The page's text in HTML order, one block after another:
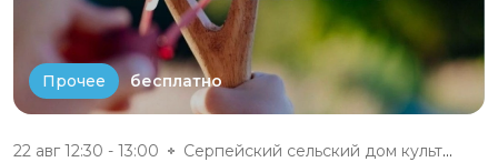
Прочее бесплатно
22 авг 12:30 - 13:00 Серпейский сельский дом культу...